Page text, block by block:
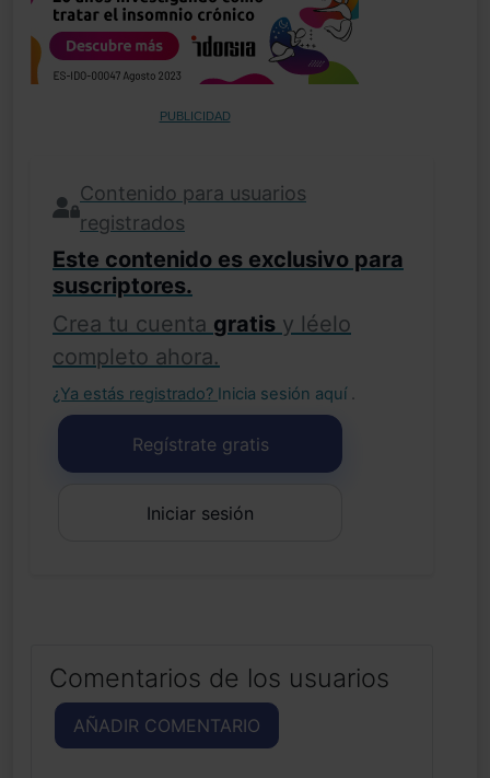
PUBLICIDAD
Contenido para usuarios
registrados
Este contenido es exclusivo para
suscriptores.
Crea tu cuenta gratis y léelo
completo ahora.
¿Ya estás registrado? Inicia sesión aquí .
Regístrate gratis
Iniciar sesión
Comentarios de los usuarios
AÑADIR COMENTARIO